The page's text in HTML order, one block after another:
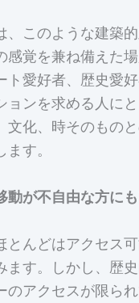
、このような建築
感覚を兼ね備えた
ト愛好者、歴史愛
ョンを求める人に
文化、時そのもの
す。
動が不自由な方に
とんどはアクセス
ます。しかし、歴
のアクセスが限ら